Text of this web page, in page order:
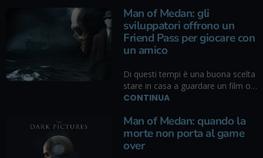
Man of Medan: gli
sviluppatori offrono un
Friend Pass per giocare con
un amico
Di questi tempi è una buona scelta
stare in casa a guardare un film o…
CONTINUA
Man of Medan: quando la
morte non porta al game
over